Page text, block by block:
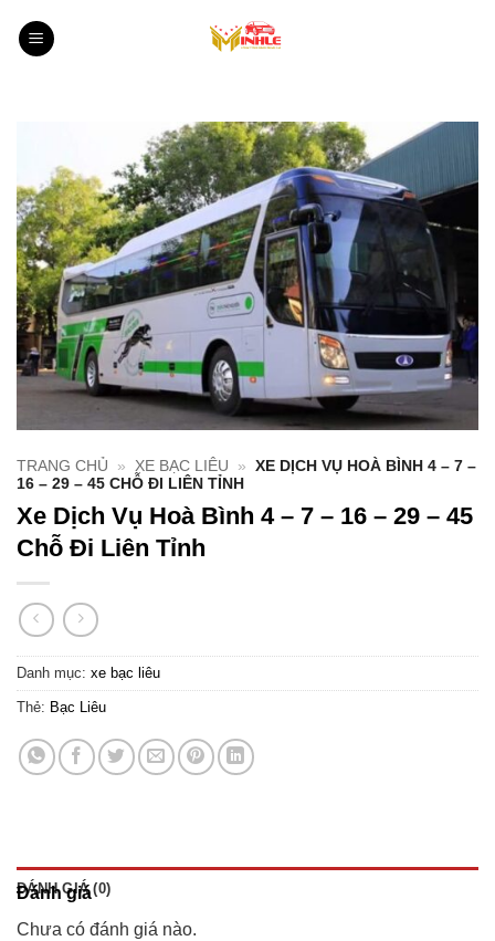
qua
TRANG CHỦ » XE BẠC LIÊU »
XE DỊCH VỤ HOÀ BÌNH 4 – 7 –
16 – 29 – 45 CHỖ ĐI LIÊN TỈNH
Xe Dịch Vụ Hoà Bình 4 – 7 – 16 – 29 – 45
Chỗ Đi Liên Tỉnh
Danh mục: xe bạc liêu
Thẻ: Bạc Liêu
ĐÁNH GIÁ (0)
Đánh giá
Chưa có đánh giá nào.